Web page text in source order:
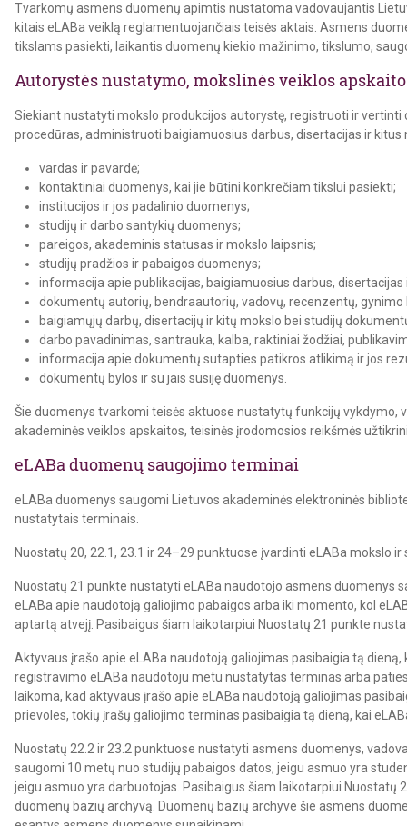
Tvarkomų asmens duomenų apimtis nustatoma vadovaujantis
kitais eLABa veiklą reglamentuojančiais teisės aktais. Asmens
tikslams pasiekti, laikantis duomenų kiekio mažinimo, tikslumo,
Autorystės nustatymo, mokslinės veiklos
Siekiant nustatyti mokslo produkcijos autorystę, registruoti ir
procedūras, administruoti baigiamuosius darbus, disertacijas ir
vardas ir pavardė;
kontaktiniai duomenys, kai jie būtini konkrečiam tikslui pasiekti;
institucijos ir jos padalinio duomenys;
studijų ir darbo santykių duomenys;
pareigos, akademinis statusas ir mokslo laipsnis;
studijų pradžios ir pabaigos duomenys;
informacija apie publikacijas, baigiamuosius darbus,
dokumentų autorių, bendraautorių, vadovų, recenzentų,
baigiamųjų darbų, disertacijų ir kitų mokslo bei studijų
darbo pavadinimas, santrauka, kalba, raktiniai žodžiai,
informacija apie dokumentų sutapties patikros atlikimą ir jos
dokumentų bylos ir su jais susiję duomenys.
Šie duomenys tvarkomi teisės aktuose nustatytų funkcijų
akademinės veiklos apskaitos, teisinės įrodomosios reikšmės
eLABa duomenų saugojimo terminai
eLABa duomenys saugomi Lietuvos akademinės elektroninės
nustatytais terminais.
Nuostatų 20, 22.1, 23.1 ir 24–29 punktuose įvardinti eLABa mokslo
Nuostatų 21 punkte nustatyti eLABa naudotojo asmens duomenys
eLABa apie naudotoją galiojimo pabaigos arba iki momento, kol
aptartą atvejį. Pasibaigus šiam laikotarpiui Nuostatų 21 punkte
Aktyvaus įrašo apie eLABa naudotoją galiojimas pasibaigia tą
registravimo eLABa naudotoju metu nustatytas terminas arba
laikoma, kad aktyvaus įrašo apie eLABa naudotoją galiojimas
prievoles, tokių įrašų galiojimo terminas pasibaigia tą dieną, kai
Nuostatų 22.2 ir 23.2 punktuose nustatyti asmens duomenys,
saugomi 10 metų nuo studijų pabaigos datos, jeigu asmuo yra
jeigu asmuo yra darbuotojas. Pasibaigus šiam laikotarpiui
duomenų bazių archyvą. Duomenų bazių archyve šie asmens